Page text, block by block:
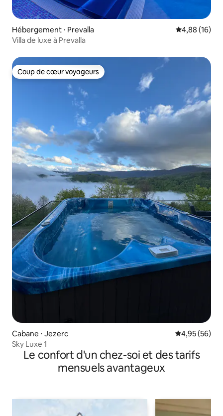
Hébergement ⋅ Prevalla Évaluation
4,88 (16)
Villa de luxe à Prevalla
Coup de cœur voyageurs
Coup de cœur voyageurs
Cabane ⋅ Jezerc Évaluation
4,95 (56)
Sky Luxe 1
Le confort d'un chez-soi et des tarifs
mensuels avantageux